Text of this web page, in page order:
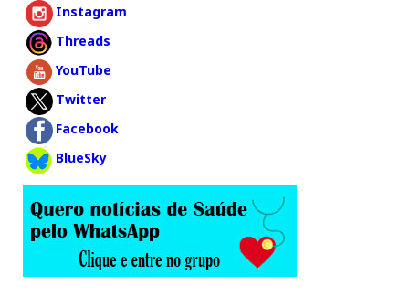
Instagram
Threads
YouTube
Twitter
Facebook
BlueSky